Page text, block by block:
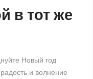
в тот же
Новый год
и волнение